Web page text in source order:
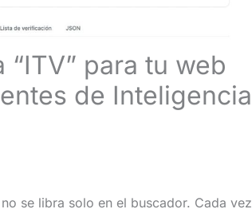
para tu web
de Inteligencia
se libra solo en el buscador. Cada vez